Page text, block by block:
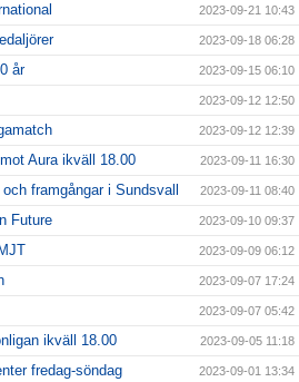
2023-09-21 10:43
2023-09-18 06:28
år 2023-09-15 06:10
2023-09-12 12:50
2023-09-12 12:39
Aura ikväll 18.00 2023-09-11 16:30
framgångar i Sundsvall 2023-09-11 08:40
Future 2023-09-10 09:37
2023-09-09 06:12
2023-09-07 17:24
2023-09-07 05:42
ikväll 18.00 2023-09-05 11:18
fredag-söndag 2023-09-01 13:34